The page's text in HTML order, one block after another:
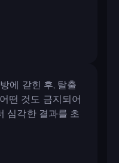
에 갇힌 후, 탈출
떤 것도 금지되어
심각한 결과를 초